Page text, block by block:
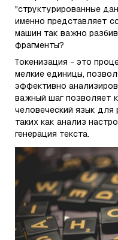
"структурированные
именно представляет
машин так важно
фрагменты?
Токенизация - это
мелкие единицы,
эффективно
важный шаг позволяет
человеческий язык
таких как анализ
генерация текста.